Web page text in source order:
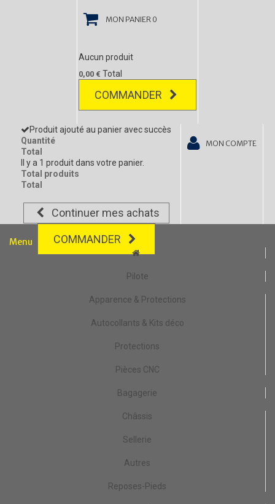
MON PANIER 0
Aucun produit
0,00 € Total
COMMANDER
Produit ajouté au panier avec succès
Quantité
Total
Il y a 1 produit dans votre panier.
Total produits
Total
Continuer mes achats
COMMANDER
MON COMPTE
Menu
Pilote
Apparence & Protections
Autocollants & Kits déco
Protections
Pièces CNC
Bagagerie
Châssis
Sellerie
Autres
Reposes-Pieds